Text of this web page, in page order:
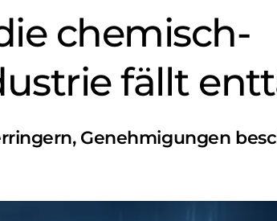
chemisch-
fällt
Genehmigungen